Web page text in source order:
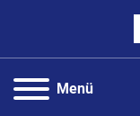
Menü